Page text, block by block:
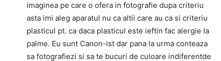
imaginea pe care o ofera in fotografie dupa criteriu
asta imi aleg aparatul nu ca altii care au ca si criteriu
plasticul pt. ca daca plasticul este ieftin fac alergie la
palme. Eu sunt Canon-ist dar pana la urma conteaza
sa fotografiezi si sa te bucuri de culoare indiferentde